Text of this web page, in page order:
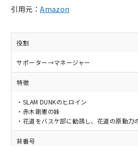
引用元：Amazon
役割
サポーター→マネージャー
特徴
・SLAM DUNKのヒロイン
・赤木剛憲の妹
・花道をバスケ部に勧誘し、花道の原動力
背番号